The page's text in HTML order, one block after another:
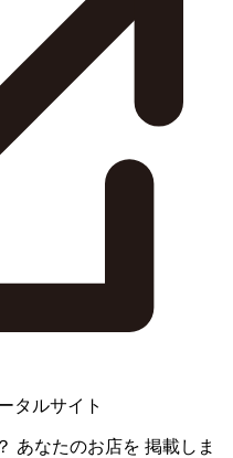
タルサイト
あなたのお店を 掲載しま